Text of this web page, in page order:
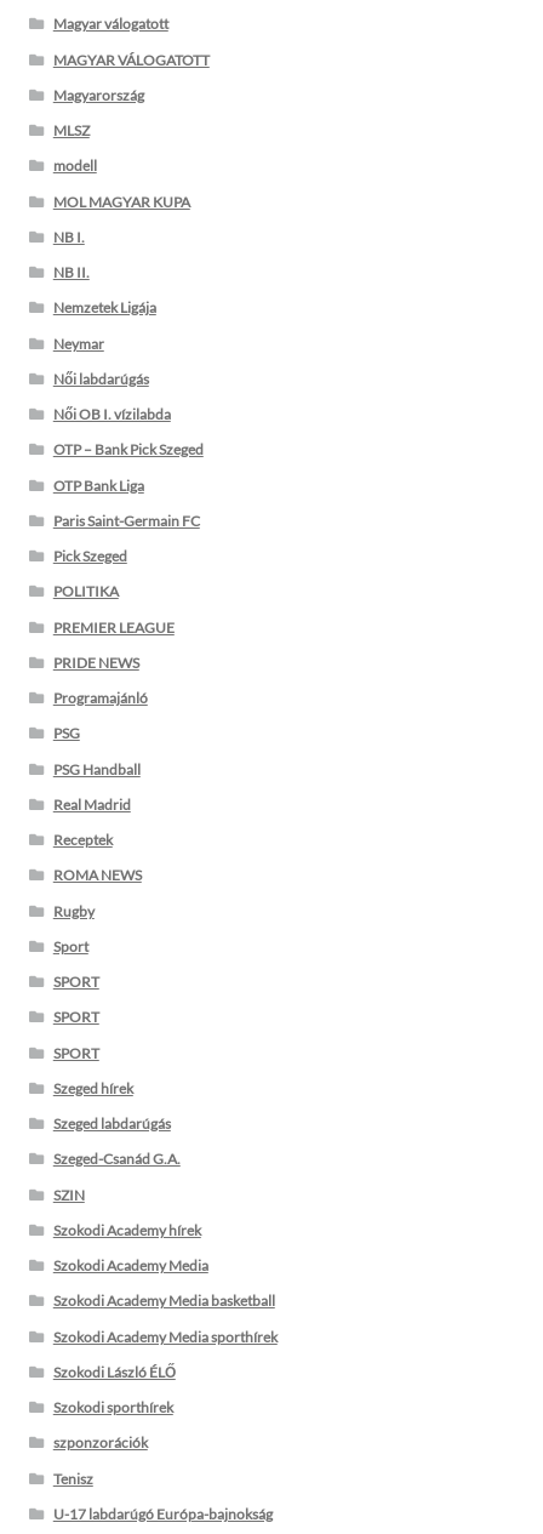
Magyar válogatott
MAGYAR VÁLOGATOTT
Magyarország
MLSZ
modell
MOL MAGYAR KUPA
NB I.
NB II.
Nemzetek Ligája
Neymar
Női labdarúgás
Női OB I. vízilabda
OTP – Bank Pick Szeged
OTP Bank Liga
Paris Saint-Germain FC
Pick Szeged
POLITIKA
PREMIER LEAGUE
PRIDE NEWS
Programajánló
PSG
PSG Handball
Real Madrid
Receptek
ROMA NEWS
Rugby
Sport
SPORT
SPORT
SPORT
Szeged hírek
Szeged labdarúgás
Szeged-Csanád G.A.
SZIN
Szokodi Academy hírek
Szokodi Academy Media
Szokodi Academy Media basketball
Szokodi Academy Media sporthírek
Szokodi László ÉLŐ
Szokodi sporthírek
szponzorációk
Tenisz
U-17 labdarúgó Európa-bajnokság